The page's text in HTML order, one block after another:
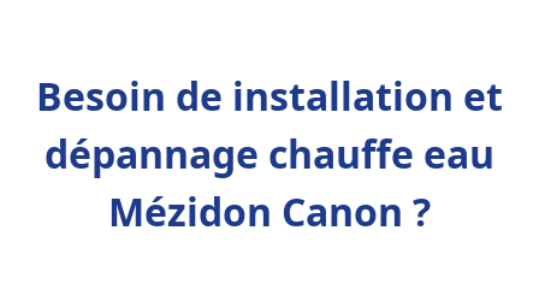
Besoin de installation et
dépannage chauffe eau
Mézidon Canon ?